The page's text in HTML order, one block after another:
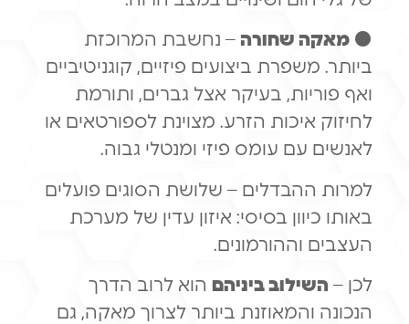
מאקה שחורה– נחשבת המרוכזת
ביותר. משפרת ביצועים פיזיים, קוגניטיביים
ואף פוריות, בעיקר אצל גברים, ותורמת
לחיזוק איכות הזרע. מצוינת לספורטאים או
לאנשים עם עומס פיזי ומנטלי גבוה.
למרות ההבדלים – שלושת הסוגים פועלים
באותו כיוון בסיסי: איזון עדין של מערכת
העצבים וההורמונים.
לכן –השילוב ביניהםהוא לרוב הדרך
הנכונה והמאוזנת ביותר לצרוך מאקה, גם